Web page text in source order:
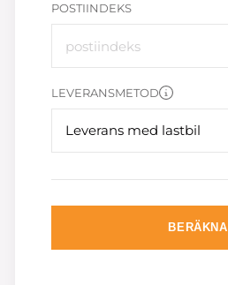
POSTIINDEKS
LEVERANSMETOD
Leverans med lastbil
BERÄKNA